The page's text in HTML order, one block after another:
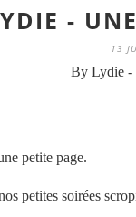
-
13
By Lydie -
petite page.
petites soirées